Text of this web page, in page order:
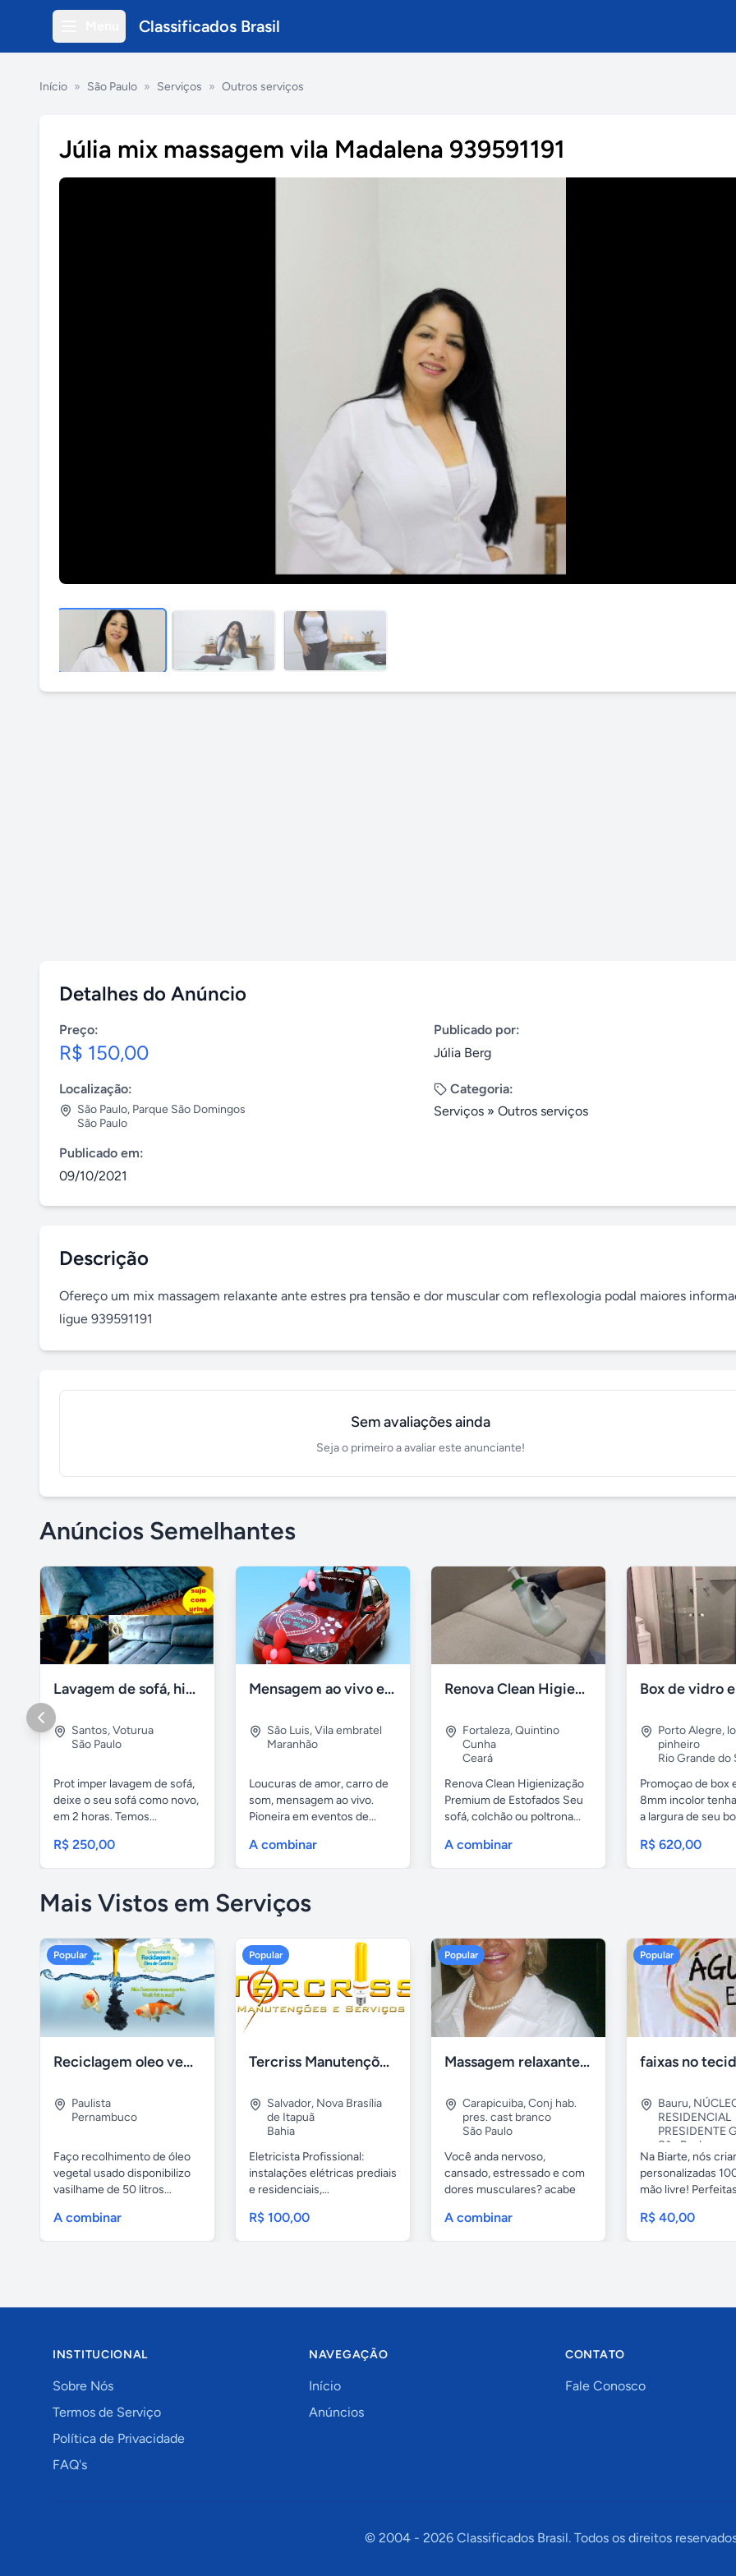
Classificados Brasil
Início » São Paulo » Serviços » Outros serviços
Júlia mix massagem vila Madalena 939591191
Detalhes do Anúncio
Preço:
R$ 150,00
Publicado por:
Júlia Berg
Localização:
São Paulo, Parque São Domingos
São Paulo
Categoria:
Serviços » Outros serviços
Publicado em:
09/10/2021
Descrição
Ofereço um mix massagem relaxante ante estres pra tensão e dor muscular com reflexologia podal maiores
ligue 939591191
Sem avaliações ainda
Seja o primeiro a avaliar este anunciante!
Anúncios Semelhantes
Lavagem de sofá, higienização sofá, Impermeabilização
Santos,Voturua
São Paulo
Prot imper lavagem de sofá,
deixe o seu sofá como novo,
em 2 horas. Temos...
R$ 250,00
Mensagem ao vivo em carro de som
São Luis,Vila embratel
Maranhão
Loucuras de amor, carro de
som, mensagem ao vivo.
Pioneira em eventos de...
A combinar
Renova Clean Higienização Premium de Estofados
Fortaleza,Quintino
Cunha
Ceará
Renova Clean Higienização
Premium de Estofados Seu
sofá, colchão ou poltrona...
A combinar
Porto Alegre,
pinheiro
Rio Grande do
Promoçao de box
8mm incolor
a largura de seu
R$ 620,00
Mais Vistos em Serviços
Popular
Reciclagem oleo vegetal
Paulista
Pernambuco
Faço recolhimento de óleo
vegetal usado disponibilizo
vasilhame de 50 litros...
A combinar
Popular
Tercriss Manutenções e Serviços
Salvador, Nova Brasília
de Itapuã
Bahia
Eletricista Profissional:
instalações elétricas prediais
e residenciais,...
R$ 100,00
Popular
Massagem relaxante- terapeutica e depilação
Carapicuiba,Conj hab.
pres. cast branco
São Paulo
Você anda nervoso,
cansado, estressado e com
dores musculares? acabe
A combinar
Popular
Bauru,
RESIDENCIAL
PRESIDENTE
São Paulo
Na Biarte, nós
personalizadas
mão livre!
R$ 40,00
INSTITUCIONAL
Sobre Nós
Termos de Serviço
Política de Privacidade
FAQ's
NAVEGAÇÃO
Início
Anúncios
CONTATO
Fale Conosco
© 2004 - 2026Classificados Brasil. Todos os direitos